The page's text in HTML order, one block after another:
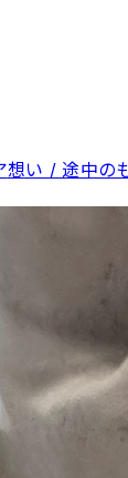
想い / 途中の